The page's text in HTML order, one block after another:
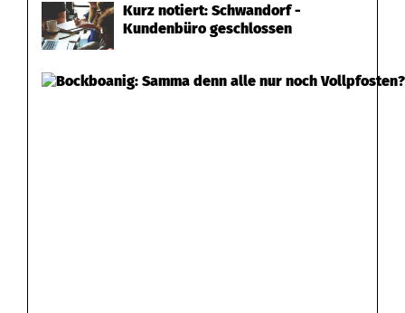
Kurz notiert: Schwandorf -
Kundenbüro geschlossen